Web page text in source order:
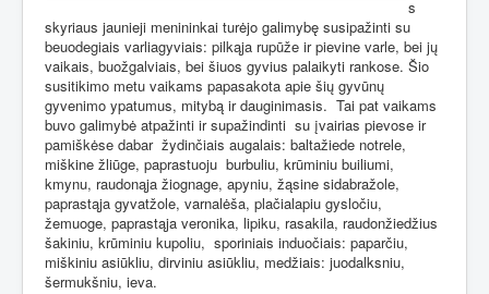
s
skyriaus jaunieji menininkai turėjo galimybę susipažinti su
beuodegiais varliagyviais: pilkąja rupūže ir pievine varle, bei jų
vaikais, buožgalviais, bei šiuos gyvius palaikyti rankose. Šio
susitikimo metu vaikams papasakota apie šių gyvūnų
gyvenimo ypatumus, mitybą ir dauginimasis. Tai pat vaikams
buvo galimybė atpažinti ir supažindinti su įvairias pievose ir
pamiškėse dabar žydinčiais augalais: baltažiede notrele,
miškine žliūge, paprastuoju burbuliu, krūminiu builiumi,
kmynu, raudonąja žiognage, apyniu, žąsine sidabražole,
paprastąja gyvatžole, varnalėša, plačialapiu gysločiu,
žemuoge, paprastąja veronika, lipiku, rasakila, raudonžiedžius
šakiniu, krūminiu kupoliu, sporiniais induočiais: paparčiu,
miškiniu asiūkliu, dirviniu asiūkliu, medžiais: juodalksniu,
šermukšniu, ieva.